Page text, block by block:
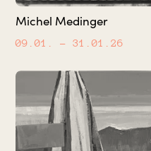
Michel Medinger
09.01. – 31.01.26